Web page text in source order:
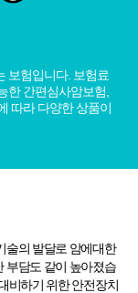
보험입니다. 보험료
한 간편심사암보험,
따라 다양한 상품이
술의 발달로 암에대한
부담도 같이 높아졌습
비하기 위한 안전장치